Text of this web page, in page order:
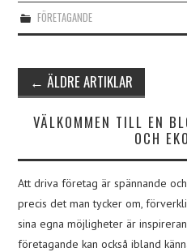
FÖRETAGANDE
Inläggsnavigering
← ÄLDRE ARTIKLAR
VÄLKOMMEN TILL EN
OCH
Att driva företag är spännande
precis det man tycker om,
sina egna möjligheter är
företagande kan också ibland